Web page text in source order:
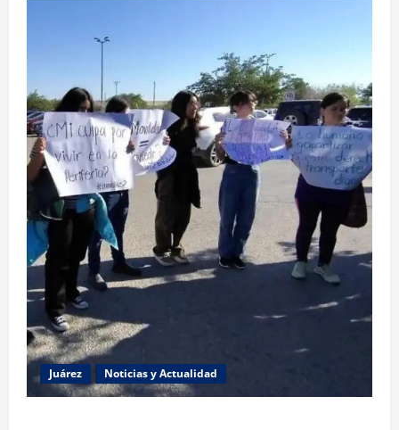
Juárez Noticias y Actualidad